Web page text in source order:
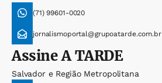
(71) 99601-0020
jornalismoportal@grupoatarde.com.br
AssineA TARDE
Salvador e Região Metropolitana